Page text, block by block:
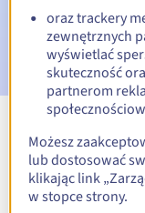
E-mail po
usunięciu nazwy
oraz trackery
zewnętrznych
wyświetlać
skuteczność
partnerom
Możesz
lub dostosować
klikając link
w stopce strony.